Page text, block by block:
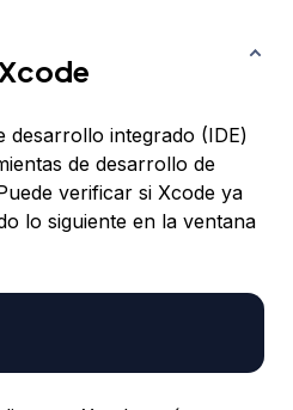
desarrollo integrado (IDE)
de desarrollo de
verificar si Xcode ya
lo siguiente en la ventana